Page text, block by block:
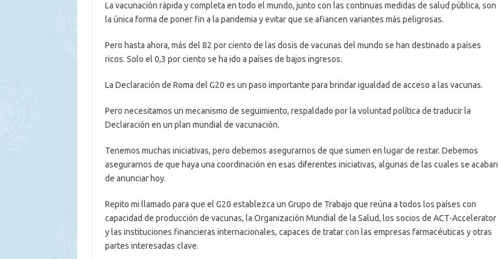
La vacunación rápida y completa en todo el mundo, junto con las continuas medidas de salud pública, son
la única forma de poner fin a la pandemia y evitar que se afiancen variantes más peligrosas.
Pero hasta ahora, más del 82 por ciento de las dosis de vacunas del mundo se han destinado a países
ricos. Solo el 0,3 por ciento se ha ido a países de bajos ingresos.
La Declaración de Roma del G20 es un paso importante para brindar igualdad de acceso a las vacunas.
Pero necesitamos un mecanismo de seguimiento, respaldado por la voluntad política de traducir la
Declaración en un plan mundial de vacunación.
Tenemos muchas iniciativas, pero debemos asegurarnos de que sumen en lugar de restar. Debemos
asegurarnos de que haya una coordinación en esas diferentes iniciativas, algunas de las cuales se acaban
de anunciar hoy.
Repito mi llamado para que el G20 establezca un Grupo de Trabajo que reúna a todos los países con
capacidad de producción de vacunas, la Organización Mundial de la Salud, los socios de ACT-Accelerator
y las instituciones financieras internacionales, capaces de tratar con las empresas farmacéuticas y otras
partes interesadas clave.